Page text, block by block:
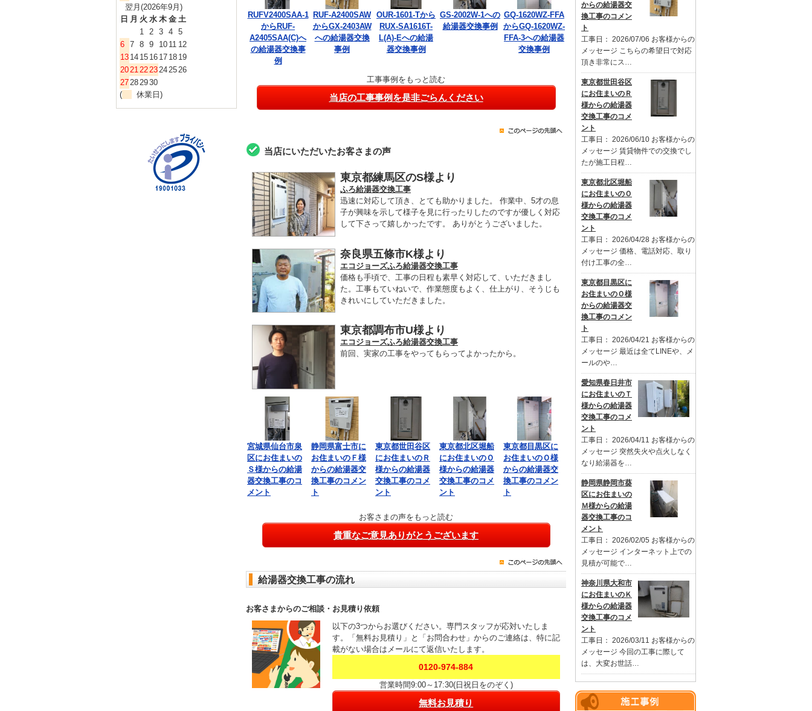
翌月(2026年9月)
日 月 火 水 木 金 土
1 2 3 4 5
6 7 8 9 10 11 12
13 14 15 16 17 18 19
20212223242526
27282930
(
休業日)
からの給湯器交
換工事のコメン
ト
工事日： 2026/07/06 お客様からの
メッセージ こちらの希望日で対応
頂き非常にス…
東京都世田谷区
にお住まいのＲ
様からの給湯器
交換工事のコメ
ント
工事日： 2026/06/10 お客様からの
メッセージ 賃貸物件での交換でし
たが施工日程…
東京都北区堀船
にお住まいのＯ
様からの給湯器
交換工事のコメ
ント
工事日： 2026/04/28 お客様からの
メッセージ 価格、電話対応、取り
付け工事の全…
東京都目黒区に
お住まいのＯ様
からの給湯器交
換工事のコメン
ト
工事日： 2026/04/21 お客様からの
メッセージ 最近は全てLINEや、メ
ールのや…
愛知県春日井市
にお住まいのＴ
様からの給湯器
交換工事のコメ
ント
工事日： 2026/04/11 お客様からの
メッセージ 突然失火や点火しなく
なり給湯器を…
静岡県静岡市葵
区にお住まいの
Ｍ様からの給湯
器交換工事のコ
メント
工事日： 2026/02/05 お客様からの
メッセージ インターネット上での
見積が可能で…
神奈川県大和市
にお住まいのＫ
様からの給湯器
交換工事のコメ
ント
工事日： 2026/03/11 お客様からの
メッセージ 今回の工事に際して
は、大変お世話…
RUFV2400SAA-1
からRUF-
A2405SAA(C)へ
の給湯器交換事
例
RUF-A2400SAW
からGX-2403AW
への給湯器交換
事例
OUR-1601-Tから
RUX-SA1616T-
L(A)-Eへの給湯
器交換事例
GS-2002W-1への
給湯器交換事例
GQ-1620WZ-FFA
からGQ-1620WZ-
FFA-3への給湯器
交換事例
工事事例をもっと読む
当店の工事事例を是非ごらんください
当店にいただいたお客さまの声
東京都練馬区のS様より
ふろ給湯器交換工事
迅速に対応して頂き、とても助かりました。 作業中、5才の息
子が興味を示して様子を見に行ったりしたのですが優しく対応
して下さって嬉しかったです。 ありがとうございました。
奈良県五條市K様より
エコジョーズふろ給湯器交換工事
価格も手頃で、工事の日程も素早く対応して、いただきまし
た。工事もていねいで、作業態度もよく、仕上がり、そうじも
きれいにしていただきました。
東京都調布市U様より
エコジョーズふろ給湯器交換工事
前回、実家の工事をやってもらってよかったから。
宮城県仙台市泉
区にお住まいの
Ｓ様からの給湯
器交換工事のコ
メント
静岡県富士市に
お住まいのＦ様
からの給湯器交
換工事のコメン
ト
東京都世田谷区
にお住まいのＲ
様からの給湯器
交換工事のコメ
ント
東京都北区堀船
にお住まいのＯ
様からの給湯器
交換工事のコメ
ント
東京都目黒区に
お住まいのＯ様
からの給湯器交
換工事のコメン
ト
お客さまの声をもっと読む
貴重なご意見ありがとうございます
給湯器交換工事の流れ
お客さまからのご相談・お見積り依頼
以下の3つからお選びください。専門スタッフが応対いたしま
す。「無料お見積り」と「お問合わせ」からのご連絡は、特に記
載がない場合はメールにて返信いたします。
0120-974-884
営業時間9:00～17:30(日祝日をのぞく)
無料お見積り